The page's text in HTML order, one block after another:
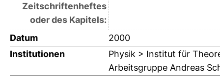
Zeitschriftenheftes
oder des Kapitels:
Datum
2000
Institutionen
Physik > Institut für
Arbeitsgruppe Andreas